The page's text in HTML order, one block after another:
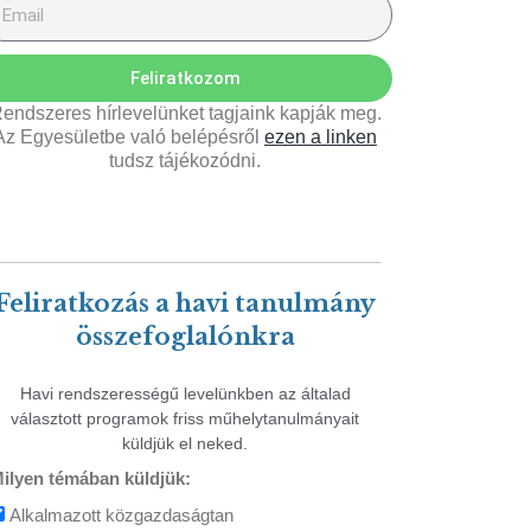
Feliratkozom
hírlevelünket tagjaink kapják meg.
Egyesületbe való belépésről ezen a linken
tudsz tájékozódni.
a havi tanulmány
összefoglalónkra
Havi rendszerességű levelünkben az általad
választott programok friss műhelytanulmányait
küldjük el neked.
témában küldjük:
Alkalmazott közgazdaságtan